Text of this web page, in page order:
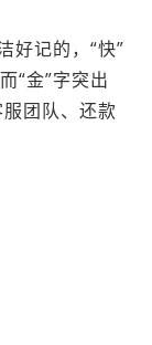
好记的，“快”
“金”字突出
团队、还款